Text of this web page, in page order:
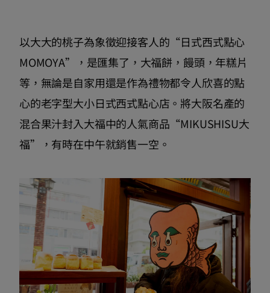
以大大的桃子為象徵迎接客人的“日式西式點心
MOMOYA”，是匯集了，大福餅，饅頭，年糕片
等，無論是自家用還是作為禮物都令人欣喜的點
心的老字型大小日式西式點心店。將大阪名產的
混合果汁封入大福中的人氣商品“MIKUSHISU大
福”，有時在中午就銷售一空。